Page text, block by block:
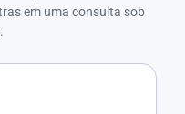
em uma consulta sob